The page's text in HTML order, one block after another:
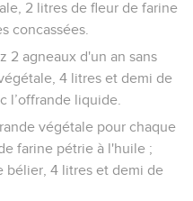
2 litres de fleur de farine
concassées.
2 agneaux d'un an sans
4 litres et demi de
l’offrande liquide.
végétale pour chaque
farine pétrie à l'huile ;
bélier, 4 litres et demi de